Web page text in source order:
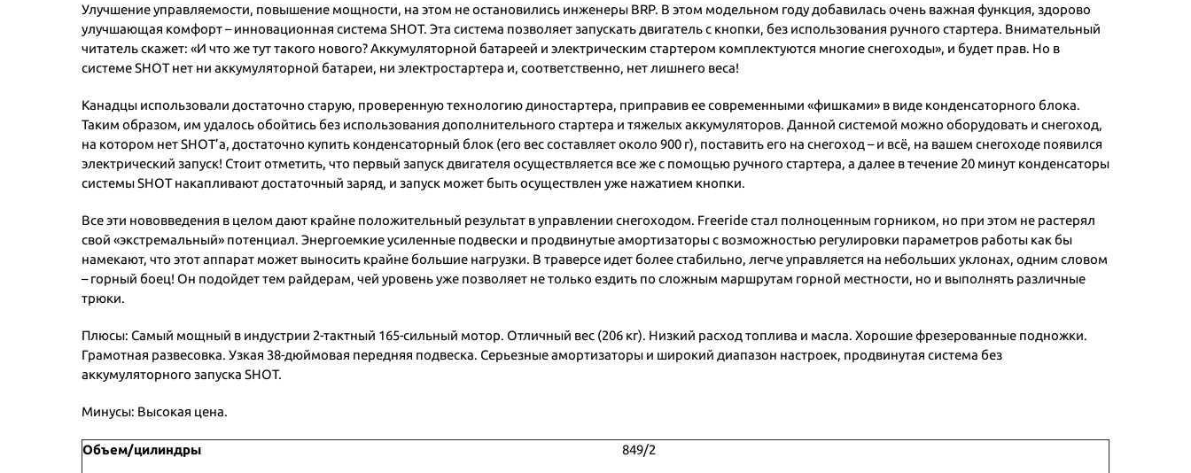
Улучшение управляемости, повышение мощности, на этом не остановились инженеры BRP. В этом модельном году добавилась очень важная функция, здорово
улучшающая комфорт – инновационная система SHOT. Эта система позволяет запускать двигатель с кнопки, без использования ручного стартера. Внимательный
читатель скажет: «И что же тут такого нового? Аккумуляторной батареей и электрическим стартером комплектуются многие снегоходы», и будет прав. Но в
системе SHOT нет ни аккумуляторной батареи, ни электростартера и, соответственно, нет лишнего веса!
Канадцы использовали достаточно старую, проверенную технологию диностартера, приправив ее современными «фишками» в виде конденсаторного блока.
Таким образом, им удалось обойтись без использования дополнительного стартера и тяжелых аккумуляторов. Данной системой можно оборудовать и снегоход,
на котором нет SHOT’а, достаточно купить конденсаторный блок (его вес составляет около 900 г), поставить его на снегоход – и всё, на вашем снегоходе появился
электрический запуск! Стоит отметить, что первый запуск двигателя осуществляется все же с помощью ручного стартера, а далее в течение 20 минут конденсаторы
системы SHOT накапливают достаточный заряд, и запуск может быть осуществлен уже нажатием кнопки.
Все эти нововведения в целом дают крайне положительный результат в управлении снегоходом. Freeride стал полноценным горником, но при этом не растерял
свой «экстремальный» потенциал. Энергоемкие усиленные подвески и продвинутые амортизаторы с возможностью регулировки параметров работы как бы
намекают, что этот аппарат может выносить крайне большие нагрузки. В траверсе идет более стабильно, легче управляется на небольших уклонах, одним словом
– горный боец! Он подойдет тем райдерам, чей уровень уже позволяет не только ездить по сложным маршрутам горной местности, но и выполнять различные
трюки.
Плюсы: Самый мощный в индустрии 2-тактный 165-сильный мотор. Отличный вес (206 кг). Низкий расход топлива и масла. Хорошие фрезерованные подножки.
Грамотная развесовка. Узкая 38-дюймовая передняя подвеска. Серьезные амортизаторы и широкий диапазон настроек, продвинутая система без
аккумуляторного запуска SHOT.
Минусы: Высокая цена.
Объем/цилиндры 849/2